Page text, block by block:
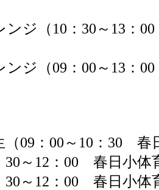
ジ（10：30～13：
ジ（09：00～13：
09：00～10：30 春
～12：00 春日小体
～12：00 春日小体